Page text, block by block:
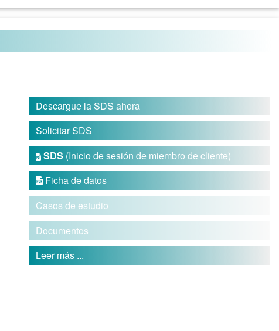
Descargue la SDS ahora
Solicitar SDS
 SDS (Inicio de sesión de miembro de cliente)
 Ficha de datos
Casos de estudio
Documentos
Leer más ...